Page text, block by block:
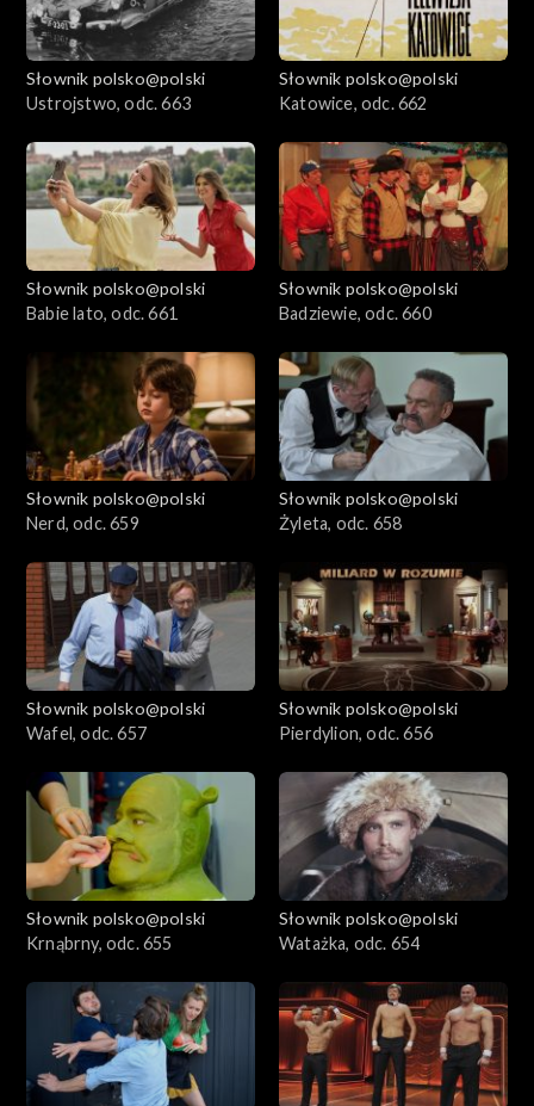
Słownik polsko@polski
Ustrojstwo, odc. 663
Słownik polsko@polski
Katowice, odc. 662
Słownik polsko@polski
Babie lato, odc. 661
Słownik polsko@polski
Badziewie, odc. 660
Słownik polsko@polski
Nerd, odc. 659
Słownik polsko@polski
Żyleta, odc. 658
Słownik polsko@polski
Wafel, odc. 657
Słownik polsko@polski
Pierdylion, odc. 656
Słownik polsko@polski
Krnąbrny, odc. 655
Słownik polsko@polski
Watażka, odc. 654